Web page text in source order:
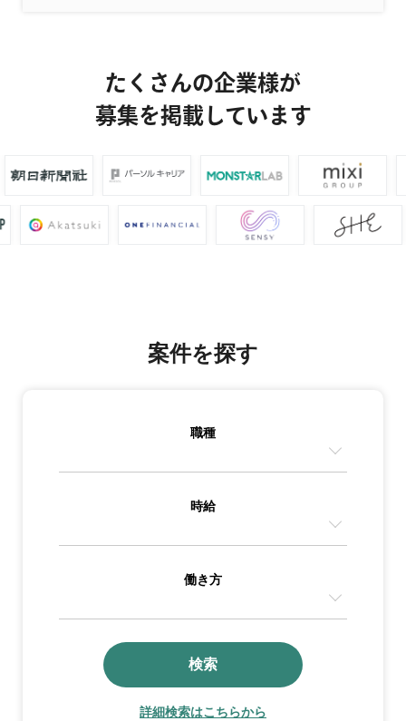
たくさんの企業様が
募集を掲載しています
案件を探す
職種
時給
働き方
検索
詳細検索はこちらから